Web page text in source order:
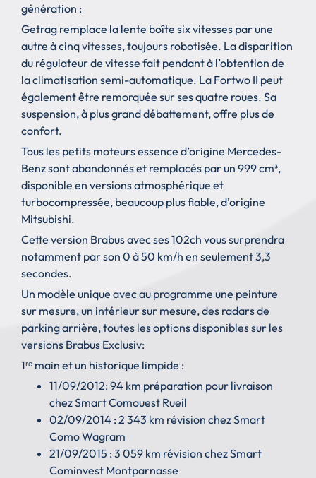
génération :
Getrag remplace la lente boîte six vitesses par une
autre à cinq vitesses, toujours robotisée. La disparition
du régulateur de vitesse fait pendant à l’obtention de
la climatisation semi-automatique. La Fortwo II peut
également être remorquée sur ses quatre roues. Sa
suspension, à plus grand débattement, offre plus de
confort.
Tous les petits moteurs essence d’origine Mercedes-
Benz sont abandonnés et remplacés par un 999 cm³,
disponible en versions atmosphérique et
turbocompressée, beaucoup plus fiable, d’origine
Mitsubishi.
Cette version Brabus avec ses 102ch vous surprendra
notamment par son 0 à 50 km/h en seulement 3,3
secondes.
Un modèle unique avec au programme une peinture
sur mesure, un intérieur sur mesure, des radars de
parking arrière, toutes les options disponibles sur les
versions Brabus Exclusiv:
1ʳᵉ main et un historique limpide :
11/09/2012: 94 km préparation pour livraison
chez Smart Comouest Rueil
02/09/2014 : 2 343 km révision chez Smart
Como Wagram
21/09/2015 : 3 059 km révision chez Smart
Cominvest Montparnasse